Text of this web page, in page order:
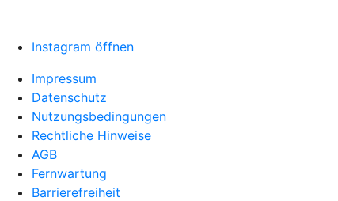
Instagram öffnen
Impressum
Datenschutz
Nutzungsbedingungen
Rechtliche Hinweise
AGB
Fernwartung
Barrierefreiheit